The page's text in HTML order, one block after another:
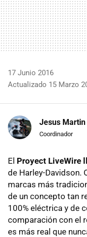
17 Junio 2016
Actualizado 15 Marzo
Jesus Martin
Coordinador
El Proyect LiveWire
de Harley-Davidson.
marcas más
de un concepto tan
100% eléctrica y de
comparación con el
es más real que